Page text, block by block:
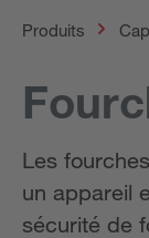
Produits
Les
un appareil
sécurité de